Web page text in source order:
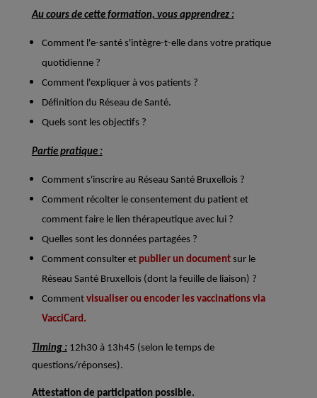
Au cours de cette formation, vous apprendrez :
Comment l'e-santé s'intègre-t-elle dans votre pratique
quotidienne ?
Comment l'expliquer à vos patients ?
Définition du Réseau de Santé.
Quels sont les objectifs ?
Partie pratique :
Comment s'inscrire au Réseau Santé Bruxellois ?
Comment récolter le consentement du patient et
comment faire le lien thérapeutique avec lui ?
Quelles sont les données partagées ?
Comment consulter et publier un documentsur le
Réseau Santé Bruxellois (dont la feuille de liaison) ?
Comment visualiser ou encoder les vaccinations via
VacciCard.
Timing :12h30 à 13h45 (selon le temps de
questions/réponses).
Attestation de participation possible.